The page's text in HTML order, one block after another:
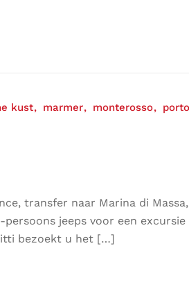
kust marmer monterosso
transfer naar Marina di
jeeps voor een excursie
bezoekt u het […]